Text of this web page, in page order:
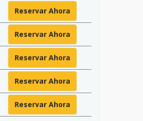
Reservar Ahora
Reservar Ahora
Reservar Ahora
Reservar Ahora
Reservar Ahora